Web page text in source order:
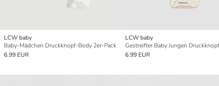
LCW baby
Baby-Mädchen Druckknopf-Body 2er-Pack
6.99 EUR
LCW baby
6.99 EUR